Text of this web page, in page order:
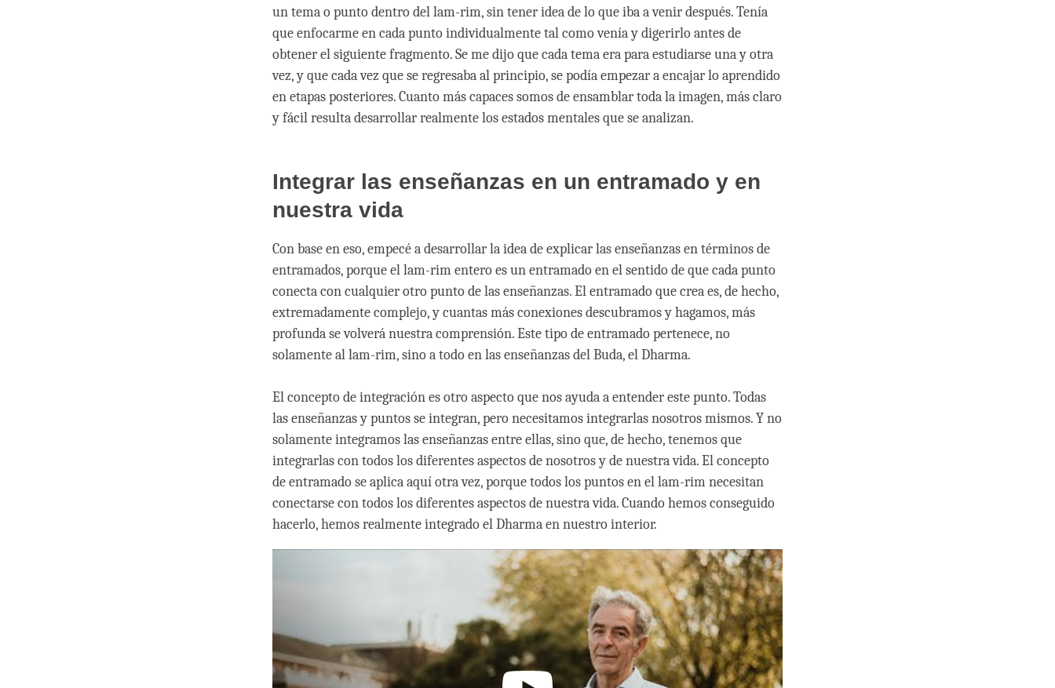
un tema o punto dentro del lam-rim, sin tener idea de lo que iba a venir después. Tenía
que enfocarme en cada punto individualmente tal como venía y digerirlo antes de
obtener el siguiente fragmento. Se me dijo que cada tema era para estudiarse una y otra
vez, y que cada vez que se regresaba al principio, se podía empezar a encajar lo aprendido
en etapas posteriores. Cuanto más capaces somos de ensamblar toda la imagen, más claro
y fácil resulta desarrollar realmente los estados mentales que se analizan.
Integrar las enseñanzas en un entramado y en
nuestra vida
Con base en eso, empecé a desarrollar la idea de explicar las enseñanzas en términos de
entramados, porque el lam-rim entero es un entramado en el sentido de que cada punto
conecta con cualquier otro punto de las enseñanzas. El entramado que crea es, de hecho,
extremadamente complejo, y cuantas más conexiones descubramos y hagamos, más
profunda se volverá nuestra comprensión. Este tipo de entramado pertenece, no
solamente al lam-rim, sino a todo en las enseñanzas del Buda, el Dharma.
El concepto de integración es otro aspecto que nos ayuda a entender este punto. Todas
las enseñanzas y puntos se integran, pero necesitamos integrarlas nosotros mismos. Y no
solamente integramos las enseñanzas entre ellas, sino que, de hecho, tenemos que
integrarlas con todos los diferentes aspectos de nosotros y de nuestra vida. El concepto
de entramado se aplica aquí otra vez, porque todos los puntos en el lam-rim necesitan
conectarse con todos los diferentes aspectos de nuestra vida. Cuando hemos conseguido
hacerlo, hemos realmente integrado el Dharma en nuestro interior.